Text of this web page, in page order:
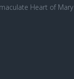
Heart of Mary